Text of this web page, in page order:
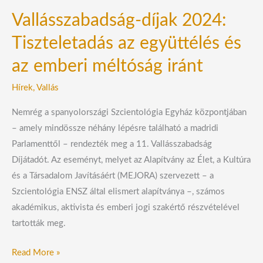
Vallásszabadság-díjak 2024:
Tiszteletadás az együttélés és
az emberi méltóság iránt
Hírek, Vallás
Nemrég a spanyolországi Szcientológia Egyház központjában
– amely mindössze néhány lépésre található a madridi
Parlamenttől – rendezték meg a 11. Vallásszabadság
Díjátadót. Az eseményt, melyet az Alapítvány az Élet, a Kultúra
és a Társadalom Javításáért (MEJORA) szervezett – a
Szcientológia ENSZ által elismert alapítványa –, számos
akadémikus, aktivista és emberi jogi szakértő részvételével
tartották meg.
Read More »